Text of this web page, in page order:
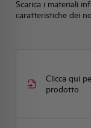
Scarica i materiali
caratteristiche dei
Clicca qui
prodotto